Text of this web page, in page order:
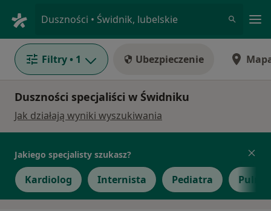
Duszności • Świdnik, lubelskie
Filtry • 1 Ubezpieczenie
Duszności specjaliści w Świdniku
Jak działają wyniki wyszukiwania
Jakiego specjalisty szukasz?
Kardiolog Internista Pediatra